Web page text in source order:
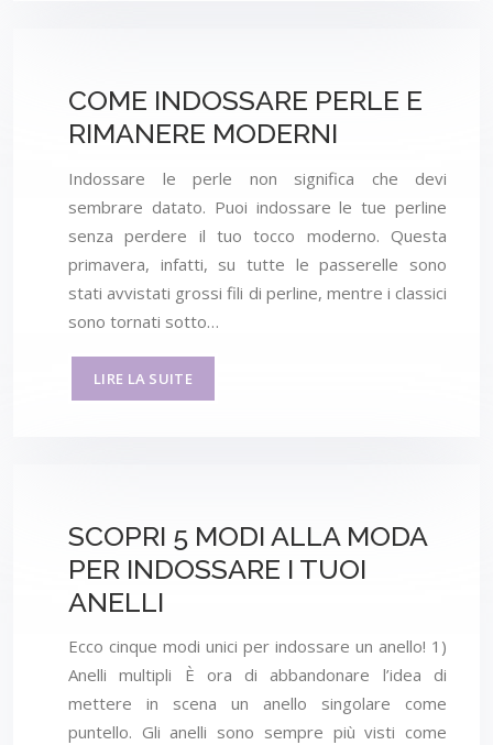
COME INDOSSARE PERLE E
RIMANERE MODERNI
Indossare le perle non significa che devi
sembrare datato. Puoi indossare le tue perline
senza perdere il tuo tocco moderno. Questa
primavera, infatti, su tutte le passerelle sono
stati avvistati grossi fili di perline, mentre i classici
sono tornati sotto…
LIRE LA SUITE
SCOPRI 5 MODI ALLA MODA
PER INDOSSARE I TUOI
ANELLI
Ecco cinque modi unici per indossare un anello! 1)
Anelli multipli È ora di abbandonare l’idea di
mettere in scena un anello singolare come
puntello. Gli anelli sono sempre più visti come